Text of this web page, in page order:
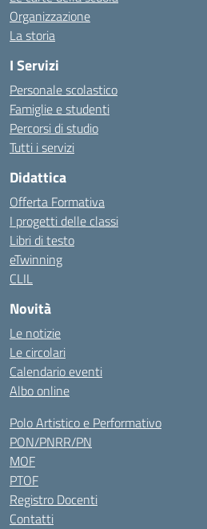
Organizzazione
La storia
I Servizi
Personale scolastico
Famiglie e studenti
Percorsi di studio
Tutti i servizi
Didattica
Offerta Formativa
I progetti delle classi
Libri di testo
eTwinning
CLIL
Novità
Le notizie
Le circolari
Calendario eventi
Albo online
Polo Artistico e Performativo
PON/PNRR/PN
MOF
PTOF
Registro Docenti
Contatti